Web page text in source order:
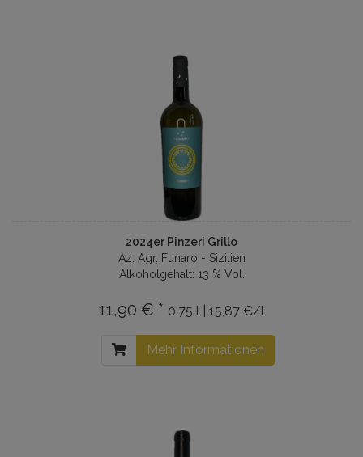
2024er Pinzeri Grillo
Az. Agr. Funaro - Sizilien
Alkoholgehalt: 13 % Vol.
11,90 € * 0.75 l | 15,87 €/l
Mehr Informationen